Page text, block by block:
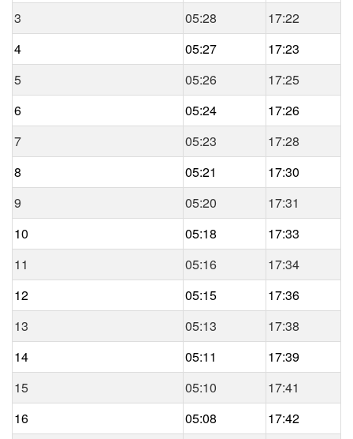
3
05:28
17:22
4
05:27
17:23
5
05:26
17:25
6
05:24
17:26
7
05:23
17:28
8
05:21
17:30
9
05:20
17:31
10
05:18
17:33
11
05:16
17:34
12
05:15
17:36
13
05:13
17:38
14
05:11
17:39
15
05:10
17:41
16
05:08
17:42